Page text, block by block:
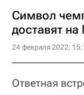
Символ
доставят
24 февраля 2022,
Ответная